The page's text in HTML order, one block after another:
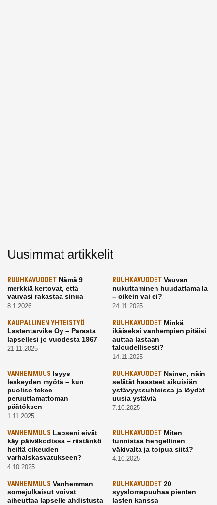
Uusimmat artikkelit
RUUHKAVUODET Nämä 9
merkkiä kertovat, että
vauvasi rakastaa sinua
8.1.2026
RUUHKAVUODETVauvan
nukuttaminen huudattamalla
– oikein vai ei?
24.11.2025
KAUPALLINEN YHTEISTYÖ
Lastentarvike Oy – Parasta
lapsellesi jo vuodesta 1967
21.11.2025
RUUHKAVUODETMinkä
ikäiseksi vanhempien pitäisi
auttaa lastaan
taloudellisesti?
14.11.2025
VANHEMMUUS Isyys
leskeyden myötä – kun
puoliso tekee
peruuttamattoman
päätöksen
1.11.2025
RUUHKAVUODETNainen, näin
selätät haasteet aikuisiän
ystävyyssuhteissa ja löydät
uusia ystäviä
7.10.2025
VANHEMMUUS Lapseni eivät
käy päiväkodissa – riistänkö
heiltä oikeuden
varhaiskasvatukseen?
4.10.2025
RUUHKAVUODETMiten
tunnistaa hengellinen
väkivalta ja toipua siitä?
4.10.2025
VANHEMMUUS Vanhemman
somejulkaisut voivat
aiheuttaa lapselle ahdistusta
RUUHKAVUODET20
syyslomapuuhaa pienten
lasten kanssa